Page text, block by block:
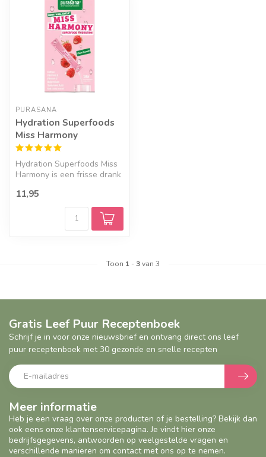
PURASANA
Hydration Superfoods
Miss Harmony
Hydration Superfoods Miss
Harmony is een frisse drank
...
11,95
Toon 1 -3van 3
Meer informatie
Heb je een vraag over onze producten of je bestelling? Bekijk dan
ook eens onze klantenservicepagina. Je vindt hier onze
bedrijfsgegevens, antwoorden op veelgestelde vragen en
verschillende manieren om contact met ons op te nemen.
Gratis Leef Puur Receptenboek
Schrijf je in voor onze nieuwsbrief en ontvang direct ons leef
puur receptenboek met 30 gezonde en snelle recepten